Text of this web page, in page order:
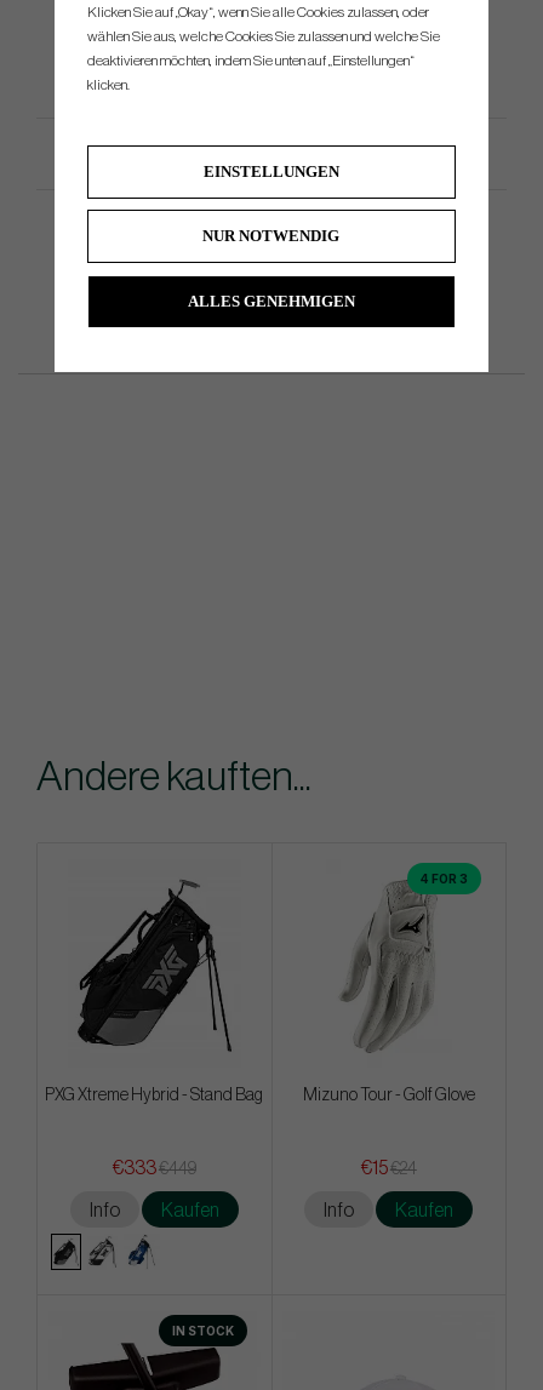
jeweiligen Puttstile abgestimmt sind.
Andere kauften...
PXG Xtreme Hybrid - Stand Bag
€333€449
Info Kaufen
4 FOR 3
Mizuno Tour - Golf Glove
€15€24
Info Kaufen
IN STOCK
Klicken Sie auf „Okay“, wenn Sie alle Cookies zulassen, oder
wählen Sie aus, welche Cookies Sie zulassen und welche Sie
deaktivieren möchten, indem Sie unten auf „Einstellungen“
klicken.
EINSTELLUNGEN
NUR NOTWENDIG
ALLES GENEHMIGEN